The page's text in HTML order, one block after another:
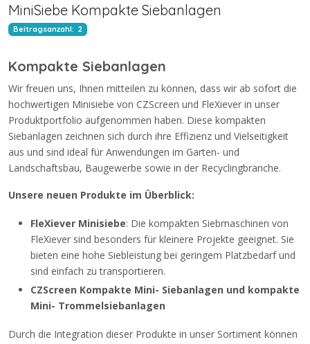
MiniSiebe Kompakte Siebanlagen
Beitragsanzahl: 2
Kompakte Siebanlagen
Wir freuen uns, Ihnen mitteilen zu können, dass wir ab sofort die
hochwertigen Minisiebe von CZScreen und FleXiever in unser
Produktportfolio aufgenommen haben. Diese kompakten
Siebanlagen zeichnen sich durch ihre Effizienz und Vielseitigkeit
aus und sind ideal für Anwendungen im Garten- und
Landschaftsbau, Baugewerbe sowie in der Recyclingbranche.
Unsere neuen Produkte im Überblick:
FleXiever Minisiebe: Die kompakten Siebmaschinen von
FleXiever sind besonders für kleinere Projekte geeignet. Sie
bieten eine hohe Siebleistung bei geringem Platzbedarf und
sind einfach zu transportieren.
CZScreen Kompakte Mini- Siebanlagen und kompakte
Mini- Trommelsiebanlagen
Durch die Integration dieser Produkte in unser Sortiment können